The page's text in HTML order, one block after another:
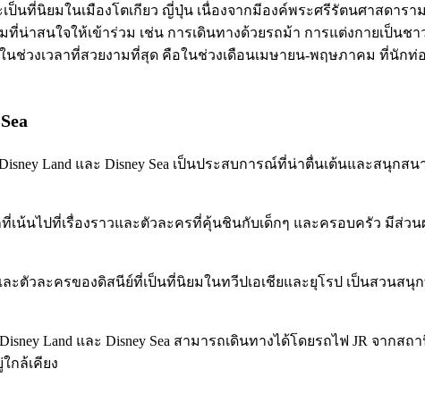
ป็นที่นิยมในเมืองโตเกียว ญี่ปุ่น เนื่องจากมีองค์พระศรีรัตนศาสด
น่าสนใจให้เข้าร่วม เช่น การเดินทางด้วยรถม้า การแต่งกายเป็
นช่วงเวลาที่สวยงามที่สุด คือในช่วงเดือนเมษายน-พฤษภาคม ที่นัก
Land และ Disney Sea เป็นประสบการณ์ที่น่าตื่นเต้นและส
กที่เน้นไปที่เรื่องราวและตัวละครที่คุ้นชินกับเด็กๆ และครอบครัว
และตัวละครของดิสนีย์ที่เป็นที่นิยมในทวีปเอเชียและยุโรป เป็นสว
Land และ Disney Sea สามารถเดินทางได้โดยรถไฟ JR จากส
กล้เคียง